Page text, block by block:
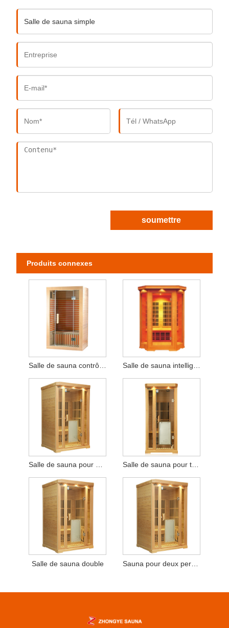
soumettre
Produits connexes
Salle de sauna contrôlé sur LCD intelligent Salle de sauna intelligent
Salle de sauna pour trois personnes
Salle de sauna double Sauna pour deux personnes